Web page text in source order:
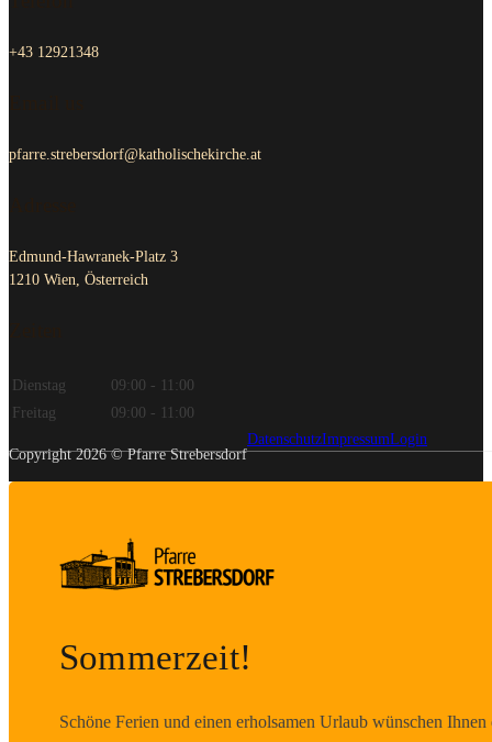
+43 12921348
pfarre.strebersdorf@katholischekirche.at
Edmund-Hawranek-Platz 3
1210 Wien, Österreich
Dienstag
09:00 - 11:00
Freitag
09:00 - 11:00
Copyright 2026 © Pfarre Strebersdorf
DatenschutzImpressumLogin
Sommerzeit!
Schöne Ferien und einen erholsamen Urlaub wünschen